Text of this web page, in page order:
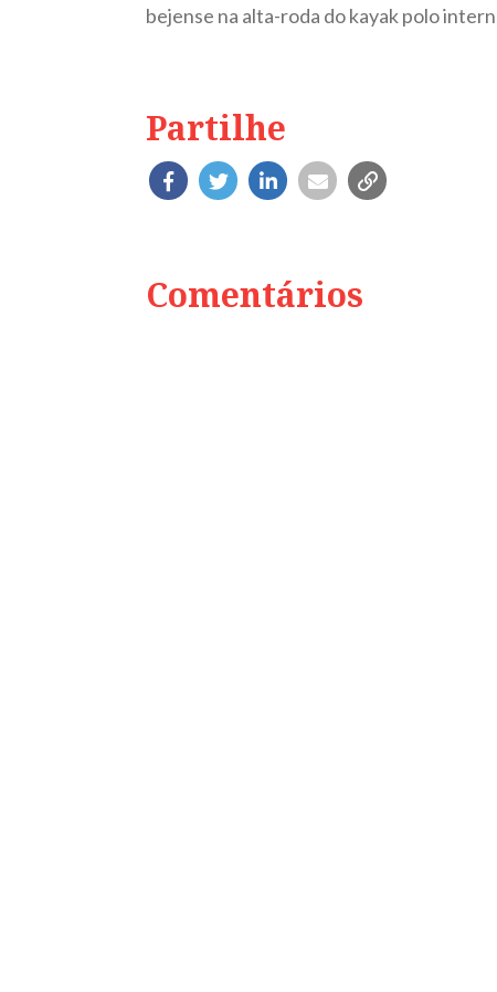
bejense na alta-roda do kayak polo
Partilhe
Comentários